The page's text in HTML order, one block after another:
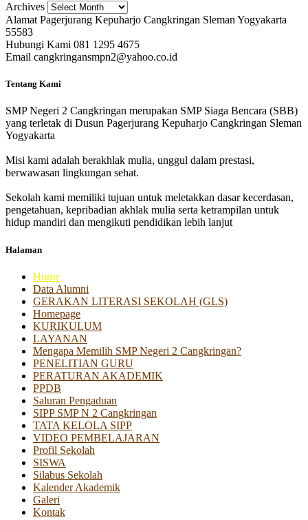
Archives
Alamat Pagerjurang Kepuharjo Cangkringan Sleman Yogyakarta
55583
Hubungi Kami 081 1295 4675
Email cangkringansmpn2@yahoo.co.id
Tentang Kami
SMP Negeri 2 Cangkringan merupakan SMP Siaga Bencara (SBB)
yang terletak di Dusun Pagerjurang Kepuharjo Cangkringan Sleman
Yogyakarta
Misi kami adalah berakhlak mulia, unggul dalam prestasi,
berwawasan lingkungan sehat.
Sekolah kami memiliki tujuan untuk meletakkan dasar kecerdasan,
pengetahuan, kepribadian akhlak mulia serta ketrampilan untuk
hidup mandiri dan mengikuti pendidikan lebih lanjut
Halaman
Home
Data Alumni
GERAKAN LITERASI SEKOLAH (GLS)
Homepage
KURIKULUM
LAYANAN
Mengapa Memilih SMP Negeri 2 Cangkringan?
PENELITIAN GURU
PERATURAN AKADEMIK
PPDB
Saluran Pengaduan
SIPP SMP N 2 Cangkringan
TATA KELOLA SIPP
VIDEO PEMBELAJARAN
Profil Sekolah
SISWA
Silabus Sekolah
Kalender Akademik
Galeri
Kontak